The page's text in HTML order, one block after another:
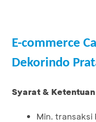
E-commerce
Dekorindo
Syarat & Ketentuan
Min. transaksi